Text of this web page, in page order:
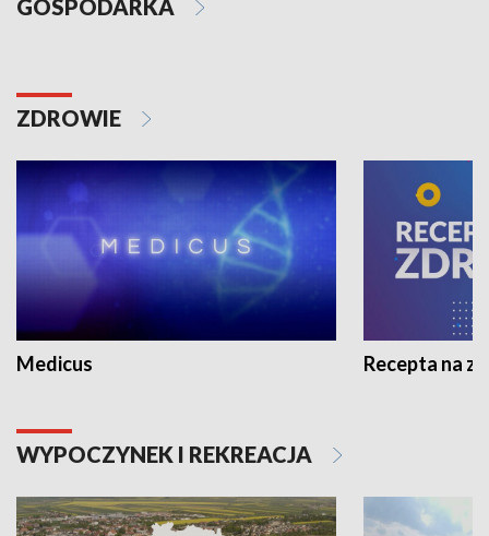
GOSPODARKA
ZDROWIE
Medicus Recepta na
WYPOCZYNEK I REKREACJA